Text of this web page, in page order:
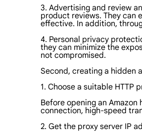
3. Advertising and review
product reviews. They can
effective. In addition,
4. Personal privacy
they can minimize the
not compromised.
Second, creating a hidden
1. Choose a suitable HTTP
Before opening an
connection, high-speed
2. Get the proxy server IP